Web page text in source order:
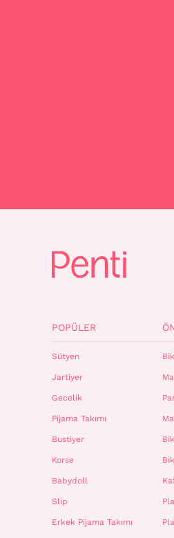
POPÜLER
Sütyen
Jartiyer
Gecelik
Pijama Takımı
Bustiyer
Korse
Babydoll
Slip
Erkek Pijama Takımı